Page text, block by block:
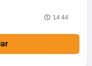
14:44